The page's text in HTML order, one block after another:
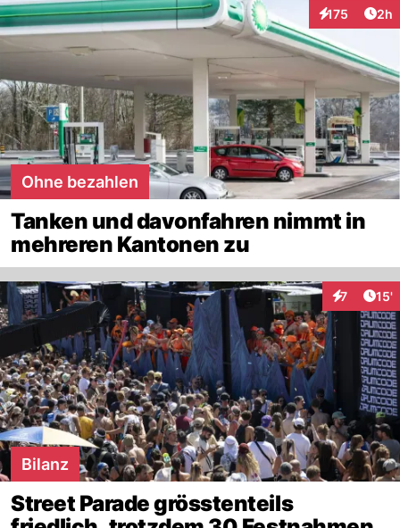
175
Interaktionen
2h
Ohne bezahlen
Tanken und davonfahren nimmt in
mehreren Kantonen zu
7 15'
Bilanz
Street Parade grösstenteils